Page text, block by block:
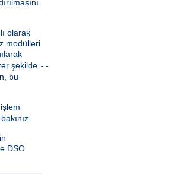
olarak
modülleri
şekilde --
bu
DSO